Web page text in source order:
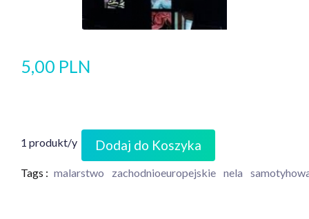
5,00 PLN
1 produkt/y Dodaj do Koszyka
Tags : malarstwo zachodnioeuropejskie nela